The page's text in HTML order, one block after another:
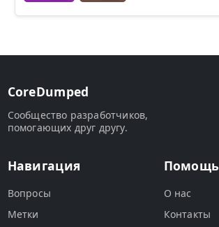
CoreDumped
Сообщество разработчиков,
помогающих друг другу.
Навигация
Вопросы
Метки
Помощь
О нас
Контакты